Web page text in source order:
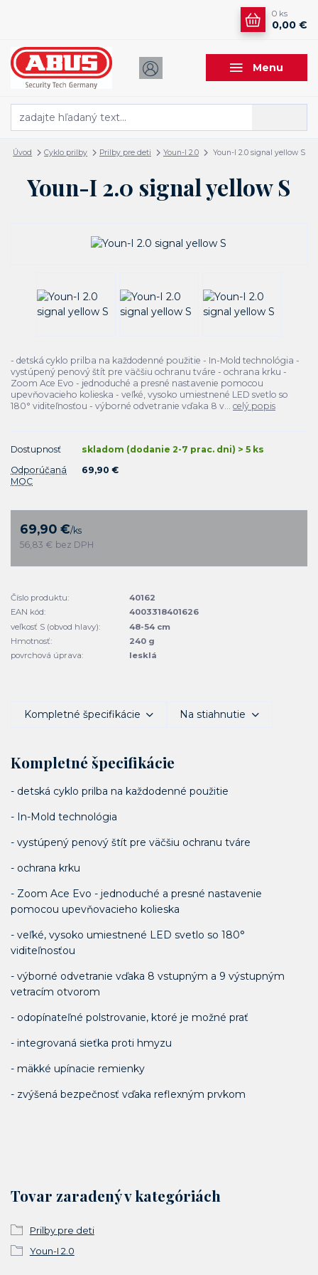
Menu
0 ks
0,00 €
Úvod Cyklo prilby Prilby pre deti Youn-I 2.0 Youn-I 2.0 signal yellow S
Youn-I 2.0 signal yellow S
- detská cyklo prilba na každodenné použitie - In-Mold technológia -
vystúpený penový štít pre väčšiu ochranu tváre - ochrana krku -
Zoom Ace Evo - jednoduché a presné nastavenie pomocou
upevňovacieho kolieska - veľké, vysoko umiestnené LED svetlo so
180° viditeľnosťou - výborné odvetranie vďaka 8 v... celý popis
Dostupnosť
skladom (dodanie 2-7 prac. dni) > 5 ks
Odporúčaná
MOC
69,90 €
69,90 €/ks
56,83 € bez DPH
Číslo produktu:
40162
EAN kód:
4003318401626
veľkosť S (obvod hlavy):
48-54 cm
Hmotnosť:
240 g
povrchová úprava:
lesklá
Kompletné špecifikácie Na stiahnutie
Kompletné špecifikácie
- detská cyklo prilba na každodenné použitie
- In-Mold technológia
- vystúpený penový štít pre väčšiu ochranu tváre
- ochrana krku
- Zoom Ace Evo - jednoduché a presné nastavenie
pomocou upevňovacieho kolieska
- veľké, vysoko umiestnené LED svetlo so 180°
viditeľnosťou
- výborné odvetranie vďaka 8 vstupným a 9 výstupným
vetracím otvorom
- odopínateľné polstrovanie, ktoré je možné prať
- integrovaná sieťka proti hmyzu
- mäkké upínacie remienky
- zvýšená bezpečnosť vďaka reflexným prvkom
Tovar zaradený v kategóriách
Prilby pre deti
Youn-I 2.0